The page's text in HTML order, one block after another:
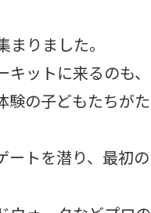
りました。
ットに来るのも、
験の子どもたちがた
ートを潜り、最初の